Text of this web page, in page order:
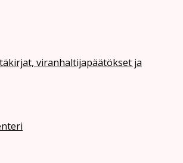
viranhaltijapäätökset ja